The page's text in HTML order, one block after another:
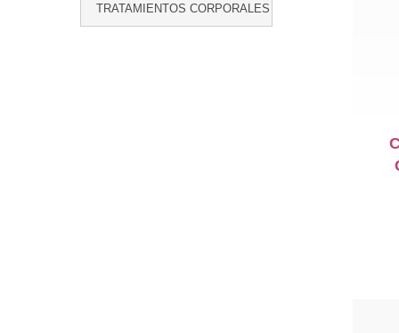
TRATAMIENTOS CORPORALES